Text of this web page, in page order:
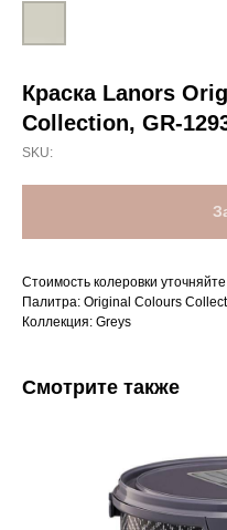
Краска Lanors
Collection, GR-
SKU:
Стоимость колеровки
Палитра: Original Colours
Коллекция: Greys
Смотрите также